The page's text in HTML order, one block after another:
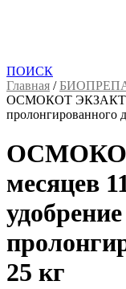
ПОИСК
Главная /
ОСМОКОТ ЭКЗАКТ 8-
пролонгированного
месяцев
удобрение
25 кг